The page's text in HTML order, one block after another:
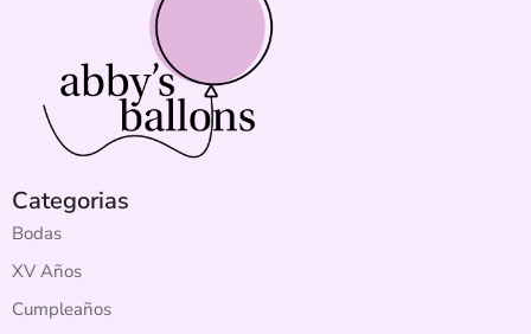
Categorias
Bodas
XV Años
Cumpleaños